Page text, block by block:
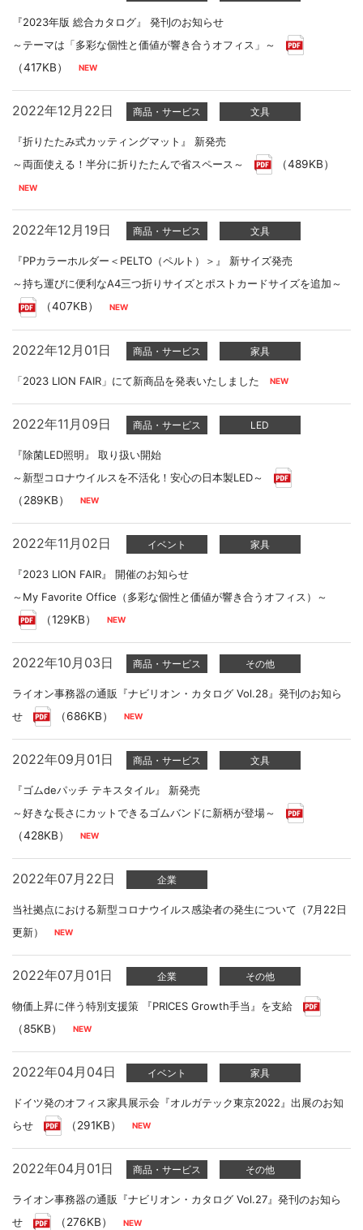
『2023年版 総合カタログ』 発刊のお知らせ
～テーマは「多彩な個性と価値が響き合うオフィス」～
（417KB）
2022年12月22日 商品・サービス 文具
『折りたたみ式カッティングマット』 新発売
～両面使える！半分に折りたたんで省スペース～
（489KB）
2022年12月19日 商品・サービス 文具
『PPカラーホルダー＜PELTO（ペルト）＞』 新サイズ発売
～持ち運びに便利なA4三つ折りサイズとポストカードサイズを追加～
（407KB）
2022年12月01日 商品・サービス 家具
「2023 LION FAIR」にて新商品を発表いたしました
2022年11月09日 商品・サービス LED
『除菌LED照明』 取り扱い開始
～新型コロナウイルスを不活化！安心の日本製LED～
（289KB）
2022年11月02日 イベント 家具
『2023 LION FAIR』 開催のお知らせ
～My Favorite Office（多彩な個性と価値が響き合うオフィス）～
（129KB）
2022年10月03日 商品・サービス その他
ライオン事務器の通販『ナビリオン・カタログ Vol.28』発刊のお知ら
せ
（686KB）
2022年09月01日 商品・サービス 文具
『ゴムdeパッチ テキスタイル』 新発売
～好きな長さにカットできるゴムバンドに新柄が登場～
（428KB）
2022年07月22日 企業
当社拠点における新型コロナウイルス感染者の発生について（7月22日
更新）
2022年07月01日 企業 その他
物価上昇に伴う特別支援策 『PRICES Growth手当』を支給
（85KB）
2022年04月04日 イベント 家具
ドイツ発のオフィス家具展示会『オルガテック東京2022』出展のお知
らせ
（291KB）
2022年04月01日 商品・サービス その他
ライオン事務器の通販『ナビリオン・カタログ Vol.27』発刊のお知ら
せ
（276KB）